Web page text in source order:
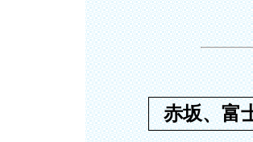
赤坂、富